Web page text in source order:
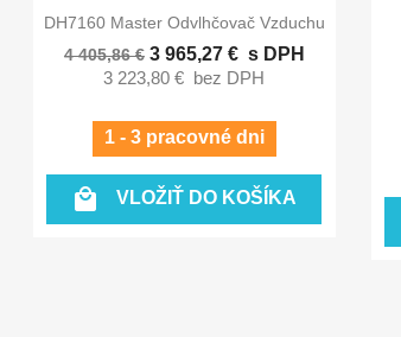
Rýchly náhľad
DH7160 Master Odvlhčovač Vzduchu
4 405,86 € 3 965,27 € s DPH
3 223,80 € bez DPH
1 - 3 pracovné dni
 VLOŽIŤ DO KOŠÍKA